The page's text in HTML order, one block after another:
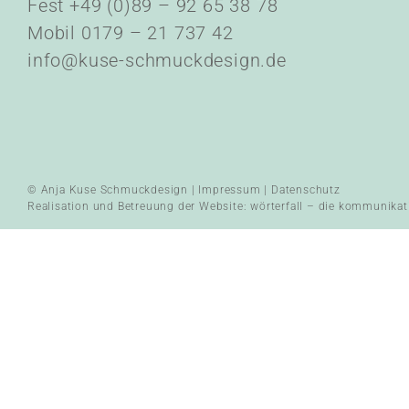
Fest +49 (0)89 – 92 65 38 78
Mobil 0179 – 21 737 42
info@kuse-schmuckdesign.de
© Anja Kuse Schmuckdesign | Impressum
Datenschutz
Realisation und Betreuung der Website:wörterfall – die